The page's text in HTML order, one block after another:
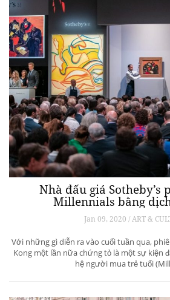
Nhà đấu giá Sotheby’s
Millennials bằng
Jan 09, 2020 / ART &
Với những gì diễn ra vào cuối tuần qua,
Kong một lần nữa chứng tỏ là một sự kiện
hệ người mua trẻ tuổi